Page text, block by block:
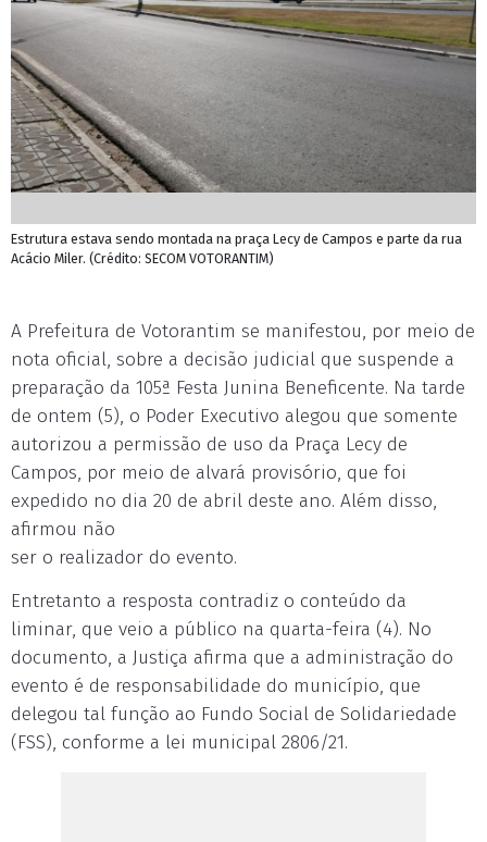
Estrutura estava sendo montada na praça Lecy de Campos e parte da rua
Acácio Miler. (Crédito: SECOM VOTORANTIM)
A Prefeitura de Votorantim se manifestou, por meio de
nota oficial, sobre a decisão judicial que suspende a
preparação da 105ª Festa Junina Beneficente. Na tarde
de ontem (5), o Poder Executivo alegou que somente
autorizou a permissão de uso da Praça Lecy de
Campos, por meio de alvará provisório, que foi
expedido no dia 20 de abril deste ano. Além disso,
afirmou não
ser o realizador do evento.
Entretanto a resposta contradiz o conteúdo da
liminar, que veio a público na quarta-feira (4). No
documento, a Justiça afirma que a administração do
evento é de responsabilidade do município, que
delegou tal função ao Fundo Social de Solidariedade
(FSS), conforme a lei municipal 2806/21.